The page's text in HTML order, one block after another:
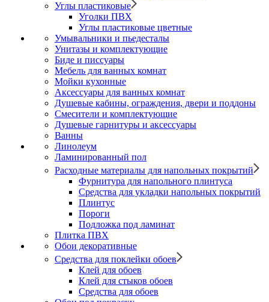
Углы пластиковые
Уголки ПВХ
Углы пластиковые цветные
Умывальники и пьедесталы
Унитазы и комплектующие
Биде и писсуары
Мебель для ванных комнат
Мойки кухонные
Аксессуары для ванных комнат
Душевые кабины, ограждения, двери и поддоны
Смесители и комплектующие
Душевые гарнитуры и аксессуары
Ванны
Линолеум
Ламинированный пол
Расходные материалы для напольных покрытий
Фурнитура для напольного плинтуса
Средства для укладки напольных покрытий
Плинтус
Пороги
Подложка под ламинат
Плитка ПВХ
Обои декоративные
Средства для поклейки обоев
Клей для обоев
Клей для стыков обоев
Средства для обоев